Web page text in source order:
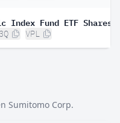
Index Fund ETF Shares
VPL
Sumitomo Corp.